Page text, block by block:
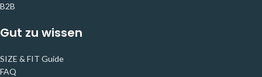
B2B
Gut zu wissen
SIZE & FIT Guide
FAQ